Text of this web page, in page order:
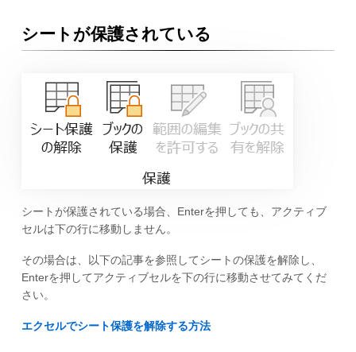
シートが保護されている
シートが保護されている場合、Enterを押しても、アクティブ
セルは下の行に移動しません。
その場合は、以下の記事を参照してシートの保護を解除し、
Enterを押してアクティブセルを下の行に移動させてみてくだ
さい。
エクセルでシート保護を解除する方法